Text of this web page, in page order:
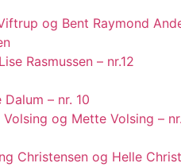
og Bent Raymond
Rasmussen – nr.12
Dalum – nr. 10
Volsing og Mette Volsing –
Christensen og Helle